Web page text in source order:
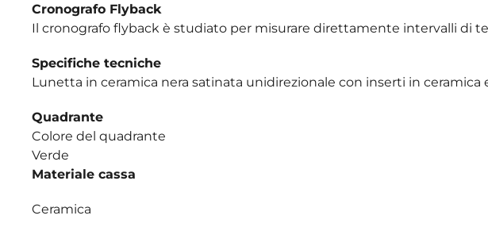
Cronografo Flyback
Il cronografo flyback è studiato per misurare direttamente intervalli di
Specifiche tecniche
Lunetta in ceramica nera satinata unidirezionale con inserti in
Quadrante
Colore del quadrante
Verde
Materiale cassa
Ceramica